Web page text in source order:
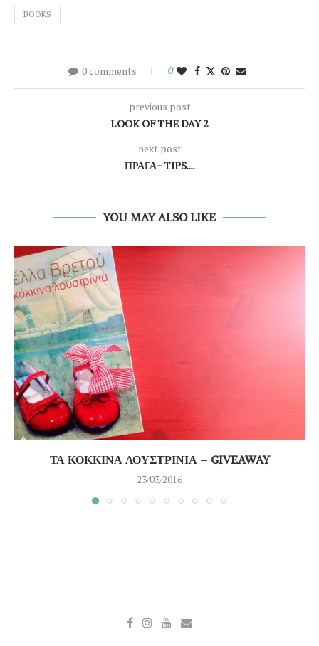
BOOKS
0 comments 0
previous post
LOOK OF THE DAY 2
next post
ΠΡΑΓΑ- TIPS….
YOU MAY ALSO LIKE
ΤΑ ΚΟΚΚΙΝΑ ΛΟΥΣΤΡΙΝΙΑ – GIVEAWAY
23/03/2016